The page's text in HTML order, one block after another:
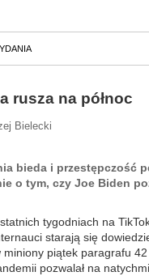
rusza na północ
Bielecki
bieda i przestępczość
o tym, czy Joe Biden
tygodniach na
starają się
piątek paragrafu
pozwalał na